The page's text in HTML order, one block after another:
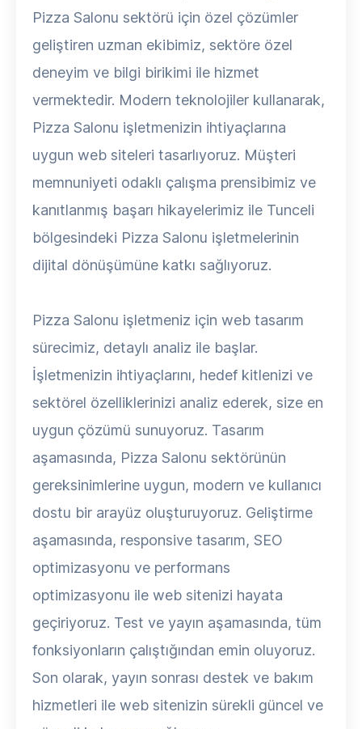
Pizza Salonu sektörü için özel çözümler
geliştiren uzman ekibimiz, sektöre özel
deneyim ve bilgi birikimi ile hizmet
vermektedir. Modern teknolojiler kullanarak,
Pizza Salonu işletmenizin ihtiyaçlarına
uygun web siteleri tasarlıyoruz. Müşteri
memnuniyeti odaklı çalışma prensibimiz ve
kanıtlanmış başarı hikayelerimiz ile Tunceli
bölgesindeki Pizza Salonu işletmelerinin
dijital dönüşümüne katkı sağlıyoruz.
Pizza Salonu işletmeniz için web tasarım
sürecimiz, detaylı analiz ile başlar.
İşletmenizin ihtiyaçlarını, hedef kitlenizi ve
sektörel özelliklerinizi analiz ederek, size en
uygun çözümü sunuyoruz. Tasarım
aşamasında, Pizza Salonu sektörünün
gereksinimlerine uygun, modern ve kullanıcı
dostu bir arayüz oluşturuyoruz. Geliştirme
aşamasında, responsive tasarım, SEO
optimizasyonu ve performans
optimizasyonu ile web sitenizi hayata
geçiriyoruz. Test ve yayın aşamasında, tüm
fonksiyonların çalıştığından emin oluyoruz.
Son olarak, yayın sonrası destek ve bakım
hizmetleri ile web sitenizin sürekli güncel ve